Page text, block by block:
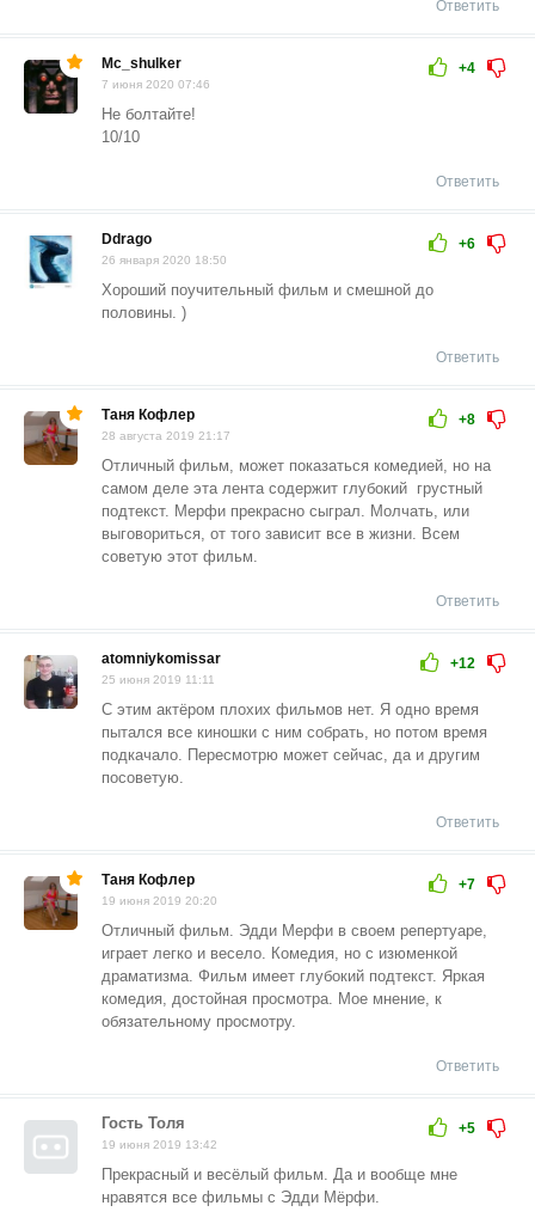
Ответить
+4
Mc_shulker
7 июня 2020 07:46
Не болтайте!
10/10
Ответить
+6
Ddrago
26 января 2020 18:50
Хороший поучительный фильм и смешной до
половины. )
Ответить
+8
Таня Кофлер
28 августа 2019 21:17
Отличный фильм, может показаться комедией, но на
самом деле эта лента содержит глубокий грустный
подтекст. Мерфи прекрасно сыграл. Молчать, или
выговориться, от того зависит все в жизни. Всем
советую этот фильм.
Ответить
+12
atomniykomissar
25 июня 2019 11:11
С этим актёром плохих фильмов нет. Я одно время
пытался все киношки с ним собрать, но потом время
подкачало. Пересмотрю может сейчас, да и другим
посоветую.
Ответить
+7
Таня Кофлер
19 июня 2019 20:20
Отличный фильм. Эдди Мерфи в своем репертуаре,
играет легко и весело. Комедия, но с изюменкой
драматизма. Фильм имеет глубокий подтекст. Яркая
комедия, достойная просмотра. Мое мнение, к
обязательному просмотру.
Ответить
+5
Гость Толя
19 июня 2019 13:42
Прекрасный и весёлый фильм. Да и вообще мне
нравятся все фильмы с Эдди Мёрфи.